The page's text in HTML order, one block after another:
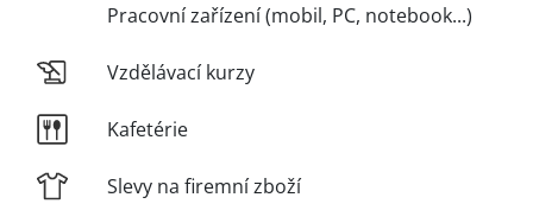
Pracovní zařízení (mobil, PC, notebook...)
Vzdělávací kurzy
Kafetérie
Slevy na firemní zboží